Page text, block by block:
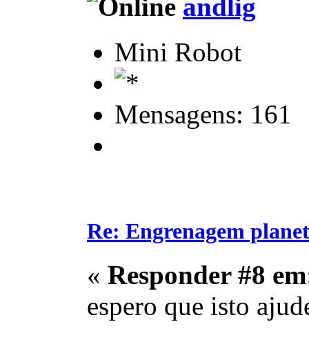
andlig
Mini Robot
Mensagens: 161
Re: Engrenagem
« Responder #8
espero que isto